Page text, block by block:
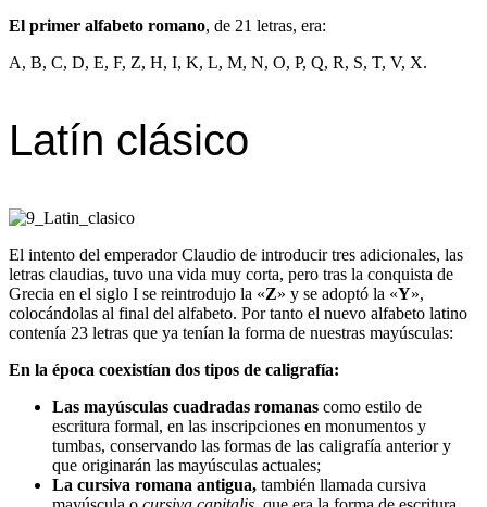
El primer alfabeto romano, de 21 letras, era:
A, B, C, D, E, F, Z, H, I, K, L, M, N, O, P, Q, R, S, T, V, X.
Latín clásico
El intento del emperador Claudio de introducir tres adicionales, las
letras claudias, tuvo una vida muy corta, pero tras la conquista de
Grecia en el siglo I se reintrodujo la «Z» y se adoptó la «Y»,
colocándolas al final del alfabeto. Por tanto el nuevo alfabeto latino
contenía 23 letras que ya tenían la forma de nuestras mayúsculas:
En la época coexistían dos tipos de caligrafía:
Las mayúsculas cuadradas romanas como estilo de
escritura formal, en las inscripciones en monumentos y
tumbas, conservando las formas de las caligrafía anterior y
que originarán las mayúsculas actuales;
La cursiva romana antigua, también llamada cursiva